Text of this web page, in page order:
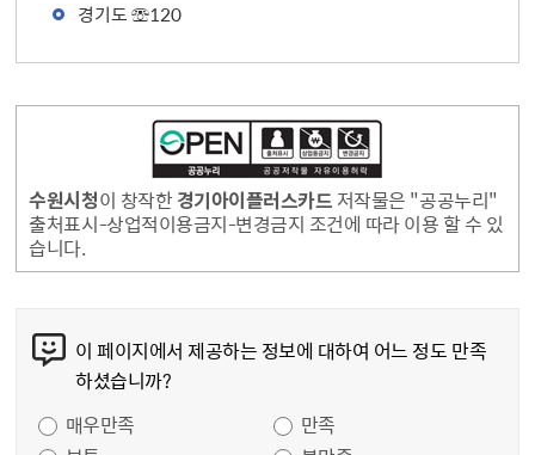
경기도 ☏120
수원시청이 창작한 경기아이플러스카드 저작물은 "공공누리"
출처표시-상업적이용금지-변경금지 조건에 따라 이용 할 수 있
습니다.
이 페이지에서 제공하는 정보에 대하여 어느 정도 만족
하셨습니까?
매우만족
만족